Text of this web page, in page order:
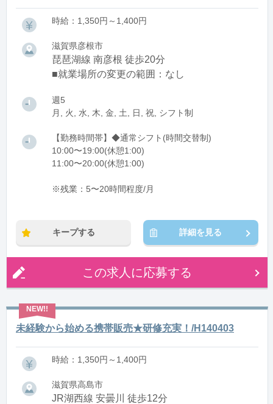
時給：1,350円～1,400円
滋賀県彦根市
琵琶湖線 南彦根 徒歩20分
■就業場所の変更の範囲：なし
週5
月, 火, 水, 木, 金, 土, 日, 祝, シフト制
【勤務時間帯】◆通常シフト(時間交替制)
10:00〜19:00(休憩1:00)
11:00〜20:00(休憩1:00)
※残業：5〜20時間程度/月
キープする 詳細を見る
この求人に応募する
未経験から始める携帯販売★研修充実！/H140403
時給：1,350円～1,400円
滋賀県高島市
JR湖西線 安曇川 徒歩12分